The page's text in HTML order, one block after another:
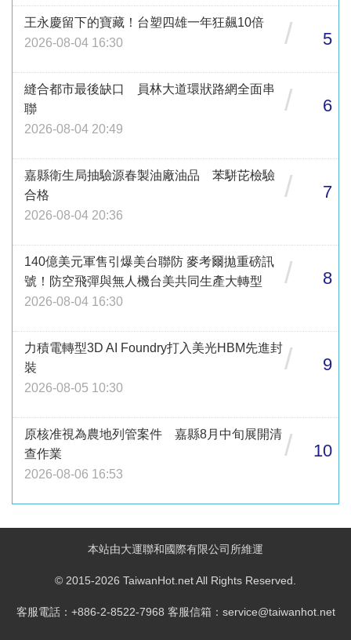
王永慶留下的寶藏！台塑四雄一年狂飆10倍
2026-08-04 16:30
/ 5
縫合都市最後缺口 員林大道環狀路網全面串
聯
2026-08-04 20:49
/ 6
嘉縣衛生局抽驗源春製油廠油品 苯駢芘檢驗
合格
2026-08-04 20:36
/ 7
140億美元軍售引爆美台聯防 麥考爾拋重磅訊
號！防空飛彈與無人機台美共同生產大轉型
2026-08-04 16:30
/ 8
力積電轉型3D AI Foundry打入美光HBM先進封
裝
2026-08-05 10:30
/ 9
原核准視為農地列管案件 嘉縣8月中旬展開清
查作業
2026-08-06 16:53
/ 10
本站由大運聯和國際有限公司所維運
© 2015-2026 TaiwanHot.net All Rights Reserved.
客服電話：+886-2-8522-7968 客服信箱：service@taiwanhot.net